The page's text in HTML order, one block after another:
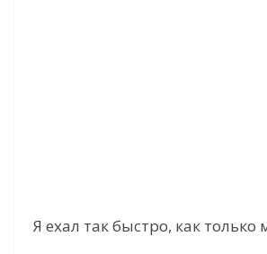
Я ехал так быстро, как только